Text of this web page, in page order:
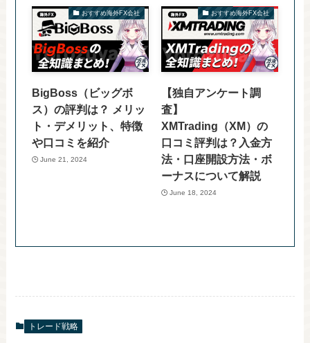
おすすめ海外FX会社
BigBoss（ビッグボ
ス）の評判は？ メリッ
ト・デメリット、特徴
や口コミを紹介
June 21, 2024
おすすめ海外FX会社
【独自アンケート調
査】
XMTrading（XM）の
口コミ評判は？入金方
法・口座開設方法・ボ
ーナスについて解説
June 18, 2024
トレード戦略